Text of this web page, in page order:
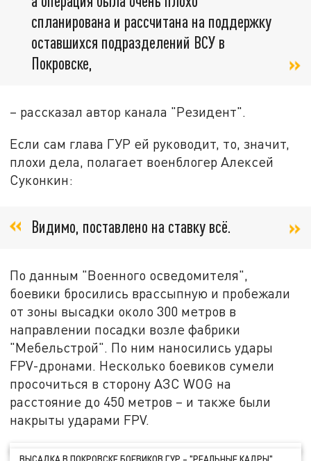
спланирована и рассчитана на поддержку
оставшихся подразделений ВСУ в
Покровске,
– рассказал автор канала "Резидент".
Если сам глава ГУР ей руководит, то, значит,
плохи дела, полагает военблогер Алексей
Суконкин:
Видимо, поставлено на ставку всё.
По данным "Военного осведомителя",
боевики бросились врассыпную и пробежали
от зоны высадки около 300 метров в
направлении посадки возле фабрики
"Мебельстрой". По ним наносились удары
FPV-дронами. Несколько боевиков сумели
просочиться в сторону АЗС WOG на
расстояние до 450 метров – и также были
накрыты ударами FPV.
ВЫСАДКА В ПОКРОВСКЕ БОЕВИКОВ ГУР – "РЕАЛЬНЫЕ КАДРЫ".